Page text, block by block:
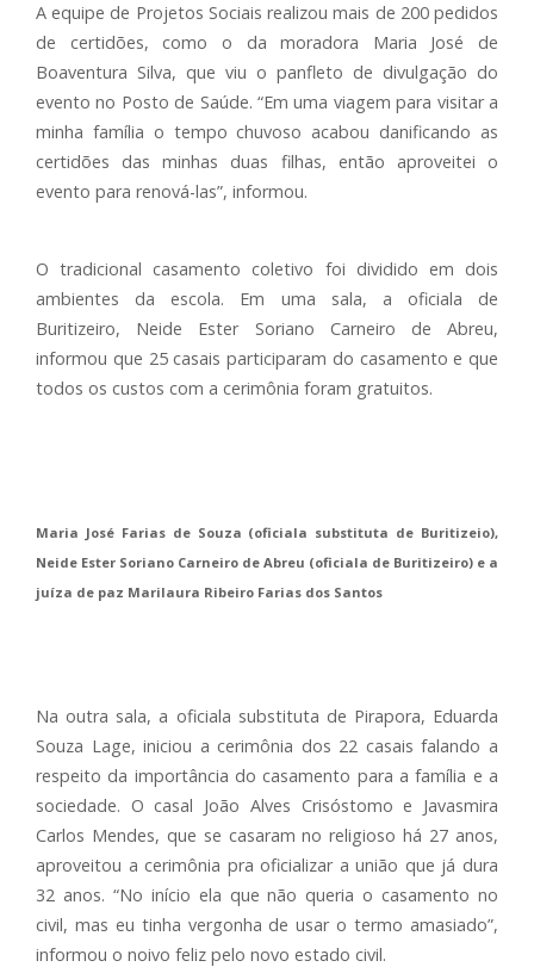
A equipe de Projetos Sociais realizou mais de 200 pedidos
de certidões, como o da moradora Maria José de
Boaventura Silva, que viu o panfleto de divulgação do
evento no Posto de Saúde. “Em uma viagem para visitar a
minha família o tempo chuvoso acabou danificando as
certidões das minhas duas filhas, então aproveitei o
evento para renová-las”, informou.
O tradicional casamento coletivo foi dividido em dois
ambientes da escola. Em uma sala, a oficiala de
Buritizeiro, Neide Ester Soriano Carneiro de Abreu,
informou que 25 casais participaram do casamento e que
todos os custos com a cerimônia foram gratuitos.
Maria José Farias de Souza (oficiala substituta de Buritizeio),
Neide Ester Soriano Carneiro de Abreu (oficiala de Buritizeiro) e a
juíza de paz Marilaura Ribeiro Farias dos Santos
Na outra sala, a oficiala substituta de Pirapora, Eduarda
Souza Lage, iniciou a cerimônia dos 22 casais falando a
respeito da importância do casamento para a família e a
sociedade. O casal João Alves Crisóstomo e Javasmira
Carlos Mendes, que se casaram no religioso há 27 anos,
aproveitou a cerimônia pra oficializar a união que já dura
32 anos. “No início ela que não queria o casamento no
civil, mas eu tinha vergonha de usar o termo amasiado”,
informou o noivo feliz pelo novo estado civil.